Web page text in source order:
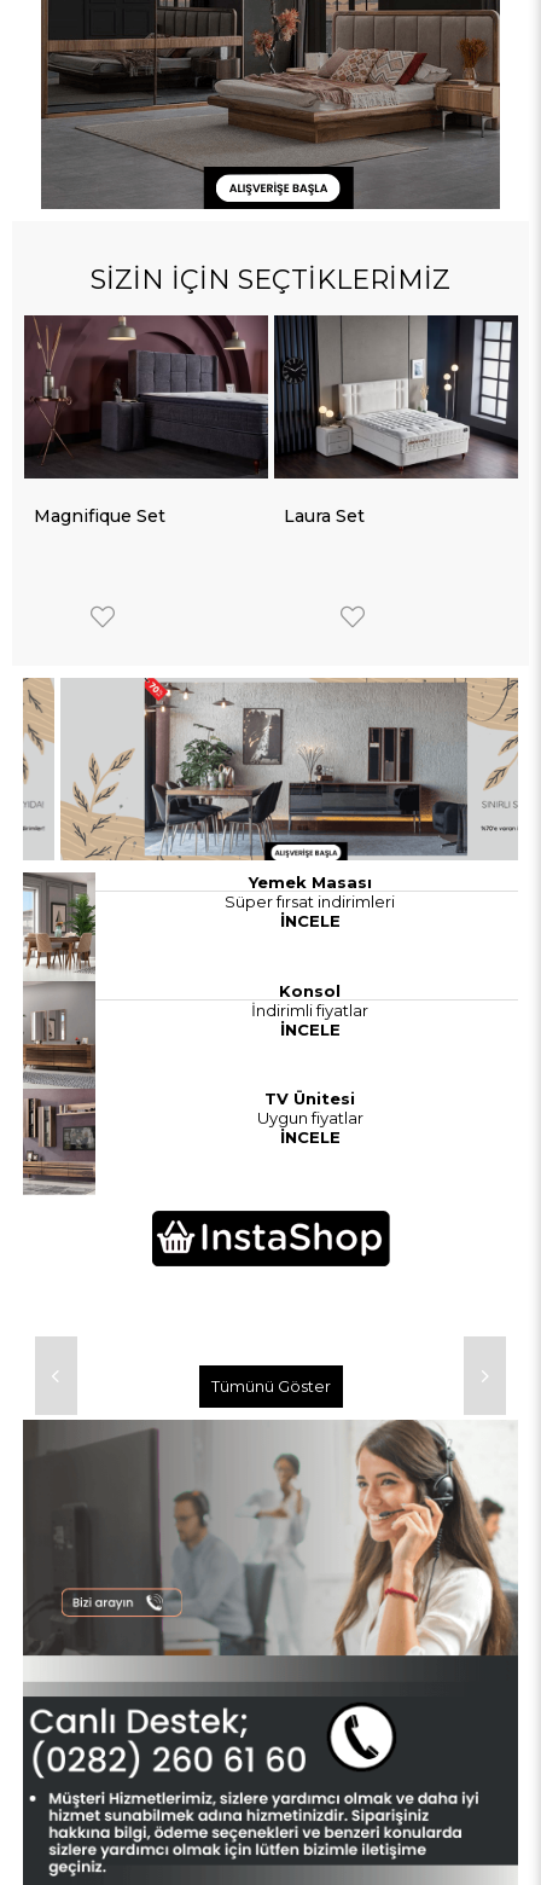
SİZİN İÇİN SEÇTİKLERİMİZ
Magnifique Set Laura Set
Yemek Masası
Süper fırsat indirimleri
İNCELE
Konsol
İndirimli fiyatlar
İNCELE
TV Ünitesi
Uygun fiyatlar
İNCELE
Tümünü Göster